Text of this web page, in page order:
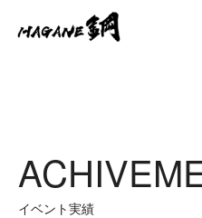
イベント実績